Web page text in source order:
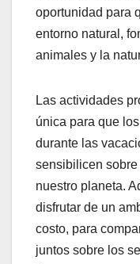
oportunidad para
entorno natural,
animales y la
Las actividades
única para que
durante las
sensibilicen
nuestro planeta.
disfrutar de un
costo, para
juntos sobre los